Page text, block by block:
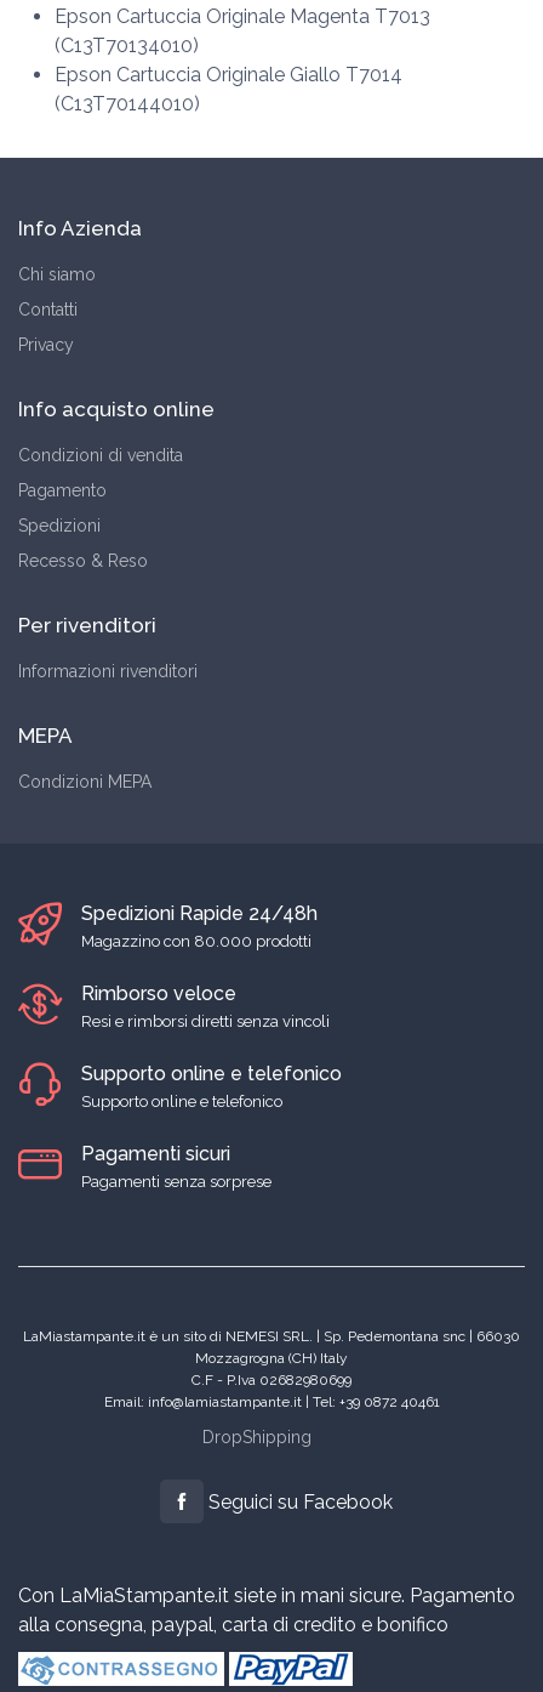
Epson Cartuccia Originale Magenta T7013
(C13T70134010)
Epson Cartuccia Originale Giallo T7014
(C13T70144010)
Info Azienda
Chi siamo
Contatti
Privacy
Info acquisto online
Condizioni di vendita
Pagamento
Spedizioni
Recesso & Reso
Per rivenditori
Informazioni rivenditori
MEPA
Condizioni MEPA
Spedizioni Rapide 24/48h
Magazzino con 80.000 prodotti
Rimborso veloce
Resi e rimborsi diretti senza vincoli
Supporto online e telefonico
Supporto online e telefonico
Pagamenti sicuri
Pagamenti senza sorprese
LaMiastampante.it è un sito di NEMESI SRL. | Sp. Pedemontana snc | 66030
Mozzagrogna (CH) Italy
C.F - P.Iva 02682980699
Email: info@lamiastampante.it | Tel: +39 0872 40461
DropShipping
Seguici su Facebook
Con LaMiaStampante.it siete in mani sicure. Pagamento
alla consegna, paypal, carta di credito e bonifico